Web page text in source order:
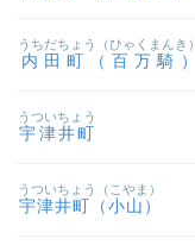
内田町（百万騎）
うちだちょう（ひゃくまんき）
宇津井町
うついちょう
宇津井町（小山）
うついちょう（こやま）